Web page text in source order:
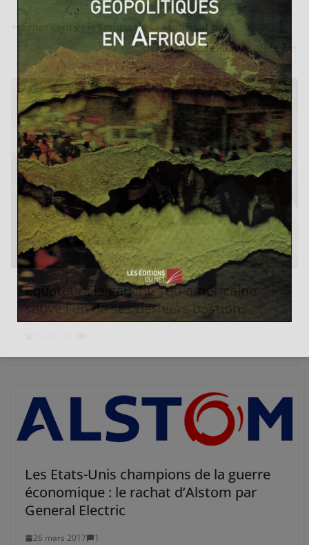
Émergents : le temps de la stabilisation
L’OMC est-elle obsolète ?
Équateur : la gauche sud-américaine
sauve l’un de ses derniers bastions
Les Etats-Unis champions de la guerre
économique : le rachat d’Alstom par
General Electric
26 mars 2017 1